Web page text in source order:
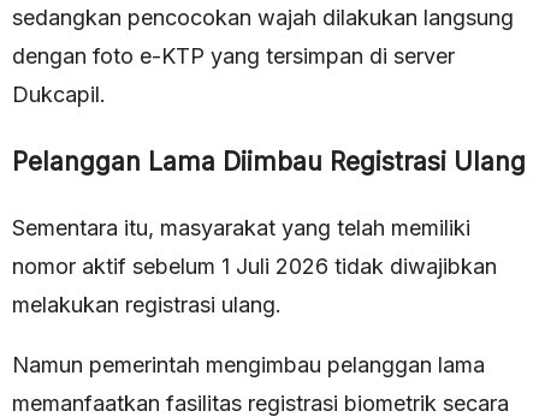
sedangkan pencocokan wajah dilakukan langsung
dengan foto e-KTP yang tersimpan di server
Dukcapil.
Pelanggan Lama Diimbau Registrasi Ulang
Sementara itu, masyarakat yang telah memiliki
nomor aktif sebelum 1 Juli 2026 tidak diwajibkan
melakukan registrasi ulang.
Namun pemerintah mengimbau pelanggan lama
memanfaatkan fasilitas registrasi biometrik secara